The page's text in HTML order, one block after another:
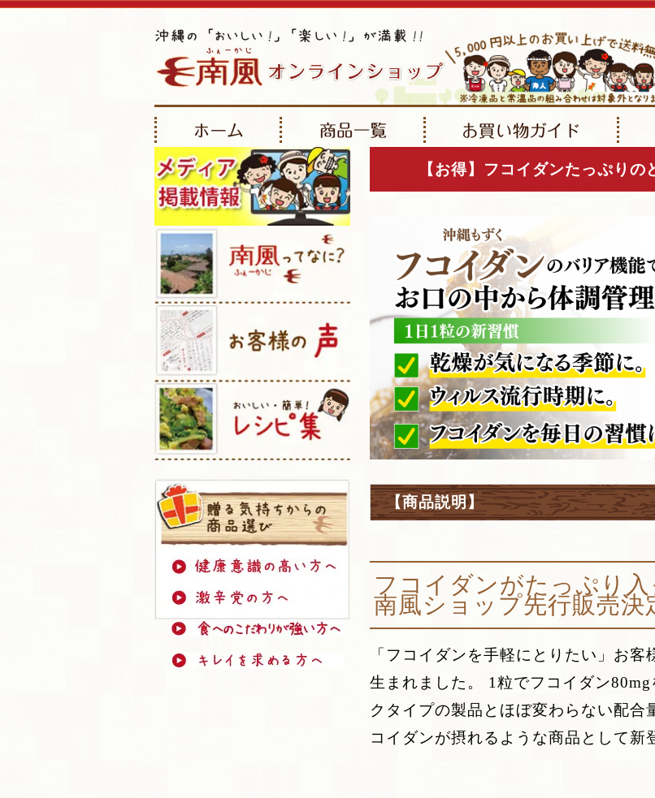
【お得】フコイダンたっぷり
【商品説明】
フコイダンがたっぷり
南風ショップ先行販売決
「フコイダンを手軽にとりたい」お
生まれました。 1粒でフコイダン
クタイプの製品とほぼ変わらない配
コイダンが摂れるような商品として新